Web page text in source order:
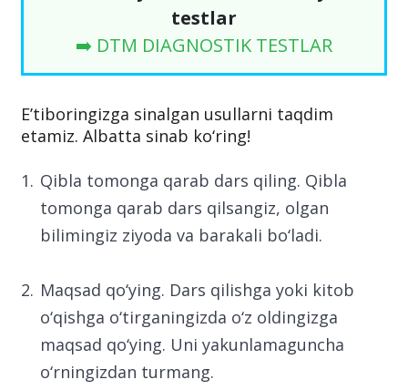
testlar
➡️ DTM DIAGNOSTIK TESTLAR
E’tiboringizga sinalgan usullarni taqdim
etamiz. Albatta sinab ko‘ring!
Qibla tomonga qarab dars qiling. Qibla
tomonga qarab dars qilsangiz, olgan
bilimingiz ziyoda va barakali bo‘ladi.
Maqsad qo‘ying. Dars qilishga yoki kitob
o‘qishga o‘tirganingizda o‘z oldingizga
maqsad qo‘ying. Uni yakunlamaguncha
o‘rningizdan turmang.